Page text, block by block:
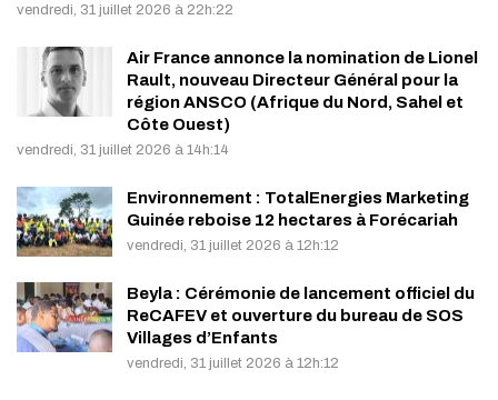
vendredi, 31 juillet 2026 à 22h:22
Air France annonce la nomination de Lionel
Rault, nouveau Directeur Général pour la
région ANSCO (Afrique du Nord, Sahel et
Côte Ouest)
vendredi, 31 juillet 2026 à 14h:14
Environnement : TotalEnergies Marketing
Guinée reboise 12 hectares à Forécariah
vendredi, 31 juillet 2026 à 12h:12
Beyla : Cérémonie de lancement officiel du
ReCAFEV et ouverture du bureau de SOS
Villages d’Enfants
vendredi, 31 juillet 2026 à 12h:12